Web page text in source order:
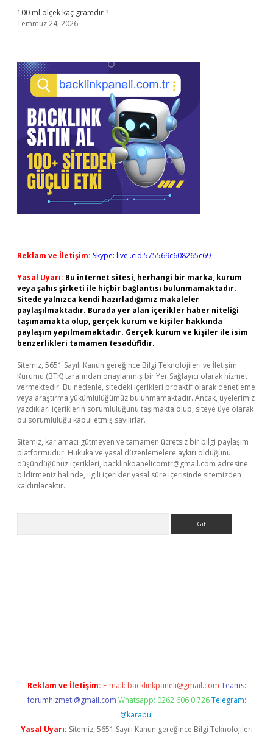
100 ml ölçek kaç gramdır ?
Temmuz 24, 2026
Reklam ve İletişim: Skype: live:.cid.575569c608265c69
Yasal Uyarı: Bu internet sitesi, herhangi bir marka, kurum
veya şahıs şirketi ile hiçbir bağlantısı bulunmamaktadır.
Sitede yalnızca kendi hazırladığımız makaleler
paylaşılmaktadır. Burada yer alan içerikler haber niteliği
taşımamakta olup, gerçek kurum ve kişiler hakkında
paylaşım yapılmamaktadır. Gerçek kurum ve kişiler ile isim
benzerlikleri tamamen tesadüfidir.
Sitemiz, 5651 Sayılı Kanun gereğince Bilgi Teknolojileri ve İletişim
Kurumu (BTK) tarafından onaylanmış bir Yer Sağlayıcı olarak hizmet
vermektedir. Bu nedenle, sitedeki içerikleri proaktif olarak denetleme
veya araştırma yükümlülüğümüz bulunmamaktadır. Ancak, üyelerimiz
yazdıkları içeriklerin sorumluluğunu taşımakta olup, siteye üye olarak
bu sorumluluğu kabul etmiş sayılırlar.
Sitemiz, kar amacı gütmeyen ve tamamen ücretsiz bir bilgi paylaşım
platformudur. Hukuka ve yasal düzenlemelere aykırı olduğunu
düşündüğünüz içerikleri, backlinkpanelicomtr@gmail.com adresine
bildirmeniz halinde, ilgili içerikler yasal süre içerisinde sitemizden
kaldırılacaktır.
Reklam ve İletişim: E-mail: backlinkpaneli@gmail.com Teams:
forumhizmeti@gmail.com Whatsapp: 0262 606 0 726 Telegram:
@karabul
Yasal Uyarı: Sitemiz, 5651 Sayılı Kanun gereğince Bilgi Teknolojileri